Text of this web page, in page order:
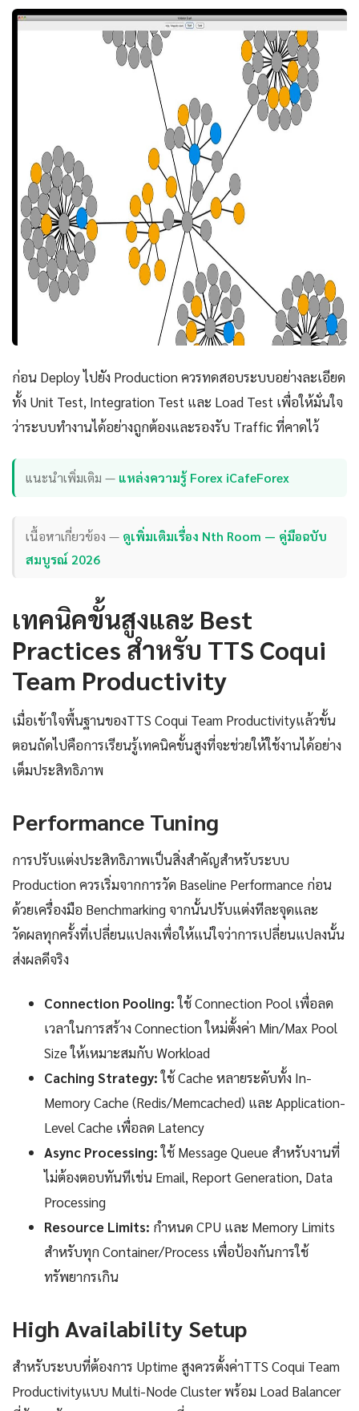
ก่อน Deploy ไปยัง Production ควรทดสอบระบบอย่างละเอียด
ทั้ง Unit Test, Integration Test และ Load Test เพื่อให้มั่นใจ
ว่าระบบทำงานได้อย่างถูกต้องและรองรับ Traffic ที่คาดไว้
แนะนำเพิ่มเติม — แหล่งความรู้ Forex iCafeForex
เนื้อหาเกี่ยวข้อง — ดูเพิ่มเติมเรื่อง Nth Room — คู่มือฉบับ
สมบูรณ์ 2026
เทคนิคขั้นสูงและ Best
Practices สำหรับ TTS Coqui
Team Productivity
เมื่อเข้าใจพื้นฐานของTTS Coqui Team Productivityแล้วขั้น
ตอนถัดไปคือการเรียนรู้เทคนิคขั้นสูงที่จะช่วยให้ใช้งานได้อย่าง
เต็มประสิทธิภาพ
Performance Tuning
การปรับแต่งประสิทธิภาพเป็นสิ่งสำคัญสำหรับระบบ
Production ควรเริ่มจากการวัด Baseline Performance ก่อน
ด้วยเครื่องมือ Benchmarking จากนั้นปรับแต่งทีละจุดและ
วัดผลทุกครั้งที่เปลี่ยนแปลงเพื่อให้แน่ใจว่าการเปลี่ยนแปลงนั้น
ส่งผลดีจริง
Connection Pooling:ใช้ Connection Pool เพื่อลด
เวลาในการสร้าง Connection ใหม่ตั้งค่า Min/Max Pool
Size ให้เหมาะสมกับ Workload
Caching Strategy:ใช้ Cache หลายระดับทั้ง In-
Memory Cache (Redis/Memcached) และ Application-
Level Cache เพื่อลด Latency
Async Processing:ใช้ Message Queue สำหรับงานที่
ไม่ต้องตอบทันทีเช่น Email, Report Generation, Data
Processing
Resource Limits: กำหนด CPU และ Memory Limits
สำหรับทุก Container/Process เพื่อป้องกันการใช้
ทรัพยากรเกิน
High Availability Setup
สำหรับระบบที่ต้องการ Uptime สูงควรตั้งค่าTTS Coqui Team
Productivityแบบ Multi-Node Cluster พร้อม Load Balancer